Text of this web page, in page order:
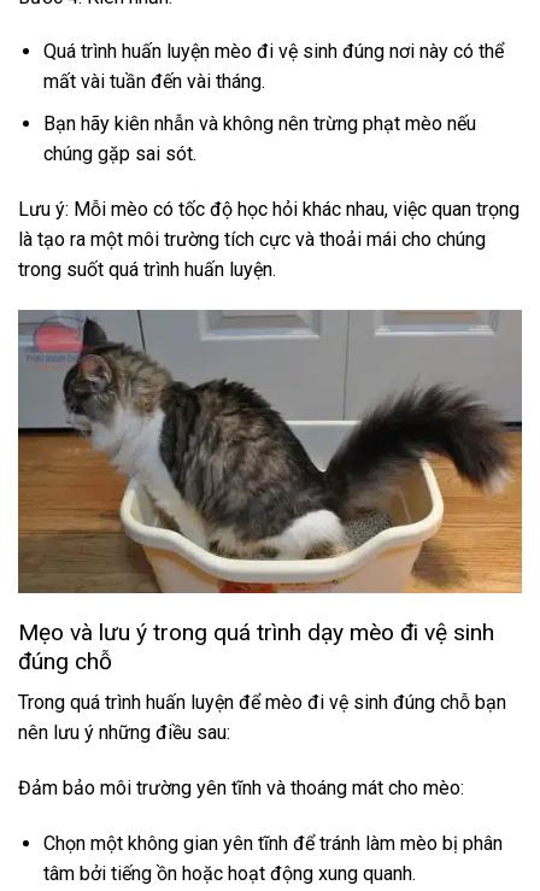
Quá trình huấn luyện mèo đi vệ sinh đúng nơi này có thể
mất vài tuần đến vài tháng.
Bạn hãy kiên nhẫn và không nên trừng phạt mèo nếu
chúng gặp sai sót.
Lưu ý: Mỗi mèo có tốc độ học hỏi khác nhau, việc quan trọng
là tạo ra một môi trường tích cực và thoải mái cho chúng
trong suốt quá trình huấn luyện.
Mẹo và lưu ý trong quá trình dạy mèo đi vệ sinh
đúng chỗ
Trong quá trình huấn luyện để mèo đi vệ sinh đúng chỗ bạn
nên lưu ý những điều sau:
Đảm bảo môi trường yên tĩnh và thoáng mát cho mèo:
Chọn một không gian yên tĩnh để tránh làm mèo bị phân
tâm bởi tiếng ồn hoặc hoạt động xung quanh.